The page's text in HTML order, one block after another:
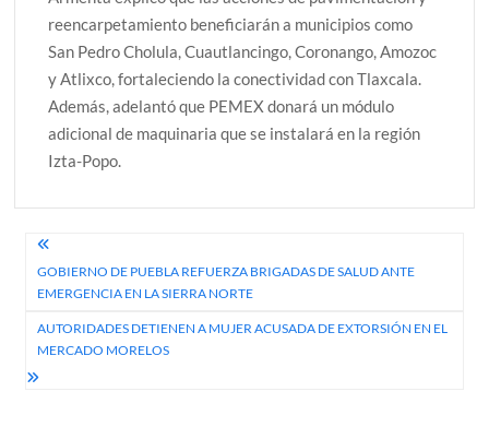
reencarpetamiento beneficiarán a municipios como
San Pedro Cholula, Cuautlancingo, Coronango, Amozoc
y Atlixco, fortaleciendo la conectividad con Tlaxcala.
Además, adelantó que PEMEX donará un módulo
adicional de maquinaria que se instalará en la región
Izta-Popo.
Navegación
de
entradas
GOBIERNO DE PUEBLA REFUERZA BRIGADAS DE SALUD ANTE
EMERGENCIA EN LA SIERRA NORTE
AUTORIDADES DETIENEN A MUJER ACUSADA DE EXTORSIÓN EN EL
MERCADO MORELOS